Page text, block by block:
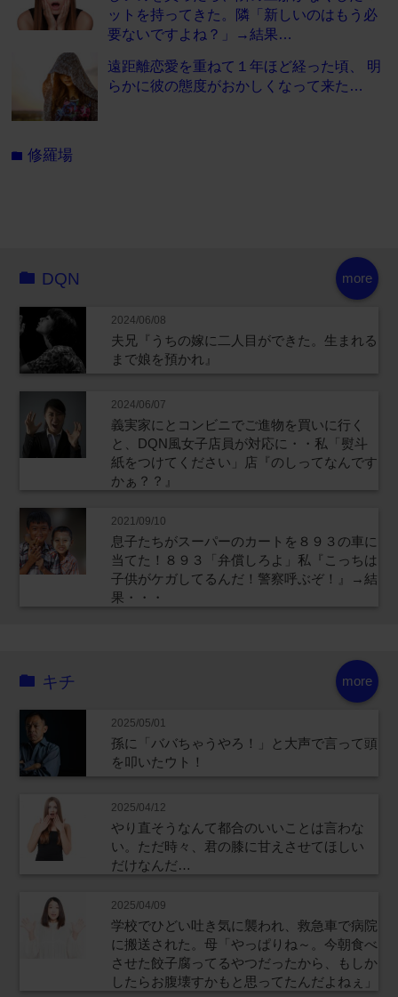
ットを持ってきた。隣「新しいのはもう必
要ないですよね？」→結果…
遠距離恋愛を重ねて１年ほど経った頃、 明
らかに彼の態度がおかしくなって来た…
folder修羅場
more
DQN
2024/06/08
夫兄『うちの嫁に二人目ができた。生まれる
まで娘を預かれ』
2024/06/07
義実家にとコンビニでご進物を買いに行く
と、DQN風女子店員が対応に・・私「熨斗
紙をつけてください」店『のしってなんです
かぁ？？』
2021/09/10
息子たちがスーパーのカートを８９３の車に
当てた！８９３「弁償しろよ」私『こっちは
子供がケガしてるんだ！警察呼ぶぞ！』→結
果・・・
more
キチ
2025/05/01
孫に「ババちゃうやろ！」と大声で言って頭
を叩いたウト！
2025/04/12
やり直そうなんて都合のいいことは言わな
い。ただ時々、君の膝に甘えさせてほしい
だけなんだ…
2025/04/09
学校でひどい吐き気に襲われ、救急車で病院
に搬送された。母「やっぱりね～。今朝食べ
させた餃子腐ってるやつだったから、もしか
したらお腹壊すかもと思ってたんだよねぇ」